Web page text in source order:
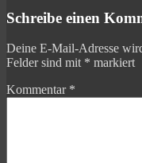
Schreibe einen
Deine E-Mail-Adresse
Felder sind mit * markiert
Kommentar *